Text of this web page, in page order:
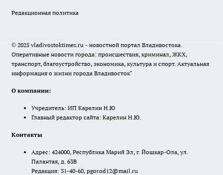
Редакционная политика
© 2025 vladivostoktimes.ru - новостной портал Владивостока.
Оперативные новости города: происшествия, криминал, ЖКХ,
транспорт, благоустройство, экономика, культура и спорт. Актуальная
информация о жизни города Владивосток"
О компании:
Учредитель: ИП Карелин Н.Ю
Главный редактор сайта: Карелин Н.Ю.
Контакты
Адрес: 424000, Республика Марий Эл, г. Йошкар-Ола, ул.
Палантая, д. 63В
Редакция: 31-40-60, pgorod12@mail.ru